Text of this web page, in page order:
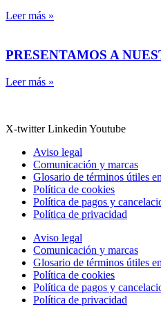
Leer más »
PRESENTAMOS A
Leer más »
X-twitter Linkedin Youtube
Aviso legal
Comunicación y marcas
Glosario de términos útiles
Política de cookies
Política de pagos y
Política de privacidad
Aviso legal
Comunicación y marcas
Glosario de términos útiles
Política de cookies
Política de pagos y
Política de privacidad